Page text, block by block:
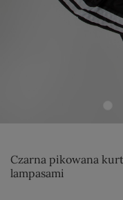
Czarna pikowana
lampasami